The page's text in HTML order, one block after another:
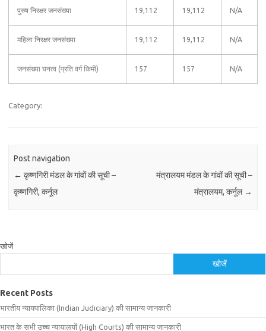
पुरुष निरक्षर जनसंख्या 19,112 19,112 N/A
महिला निरक्षर जनसंख्या 19,112 19,112 N/A
जनसंख्या घनत्व (प्रति वर्ग किमी) 157 157 N/A
Category:
Post navigation
← कृष्णगिरी मंडल के गांवों की सूची –
कृष्णगिरी, कर्नूल
मंत्रालयम मंडल के गांवों की सूची –
मंत्रालयम, कर्नूल →
खोजें
खोजें
Recent Posts
भारतीय न्यायपालिका (Indian Judiciary) की सामान्य जानकारी
भारत के सभी उच्च न्यायालयों (High Courts) की सामान्य जानकारी